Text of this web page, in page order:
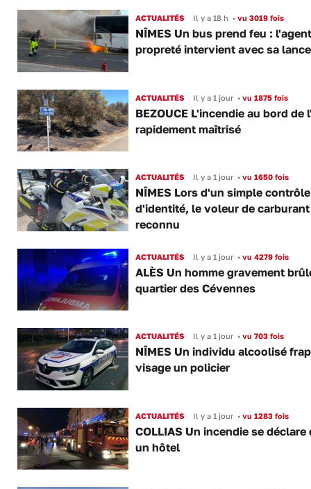
ACTUALITÉS Il y a 18 h •vu 3019 fois
NÎMES Un bus prend feu :
propreté intervient avec sa lance
ACTUALITÉS Il y a 1 jour •vu 1875 fois
BEZOUCE L'incendie au bord de
rapidement maîtrisé
ACTUALITÉS Il y a 1 jour •vu 1650 fois
NÎMES Lors d'un simple contrôle
d'identité, le voleur de
reconnu
ACTUALITÉS Il y a 1 jour •vu 4279 fois
ALÈS Un homme gravement
quartier des Cévennes
ACTUALITÉS Il y a 1 jour •vu 703 fois
NÎMES Un individu alcoolisé
visage un policier
ACTUALITÉS Il y a 1 jour •vu 1283 fois
COLLIAS Un incendie se déclare
un hôtel